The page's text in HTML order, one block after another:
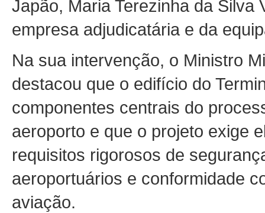
Japão, Maria Terezinha da
empresa adjudicatária e da
Na sua intervenção, o Ministro
destacou que o edifício do
componentes centrais do
aeroporto e que o projeto exige
requisitos rigorosos de
aeroportuários e conformidade
aviação.